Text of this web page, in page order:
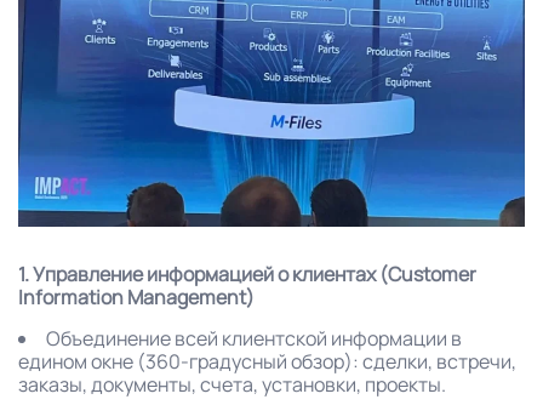
1. Управление информацией о клиентах (Customer
Information Management)
Объединение всей клиентской информации в
едином окне (360-градусный обзор): сделки, встречи,
заказы, документы, счета, установки, проекты.